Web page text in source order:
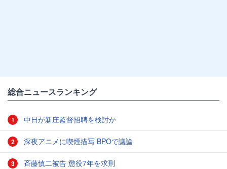
総合ニュースランキング
1 中日が新庄監督招聘を検討か
2 深夜アニメに喫煙描写 BPOで議論
3 斉藤慎二被告 懲役7年を求刑